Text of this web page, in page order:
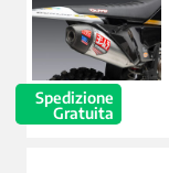
Spedizione
Gratuita